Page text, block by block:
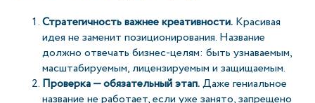
Стратегичность важнее креативности. Красивая
идея не заменит позиционирования. Название
должно отвечать бизнес-целям: быть узнаваемым,
масштабируемым, лицензируемым и защищаемым.
Проверка — обязательный этап.Даже гениальное
название не работает, если уже занято, запрещено